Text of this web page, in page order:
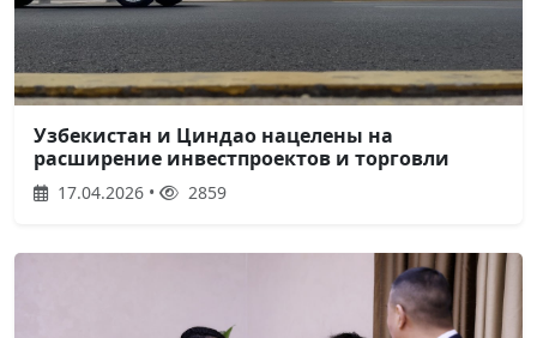
Узбекистан и Циндао нацелены на
расширение инвестпроектов и торговли
17.04.2026 • 2859